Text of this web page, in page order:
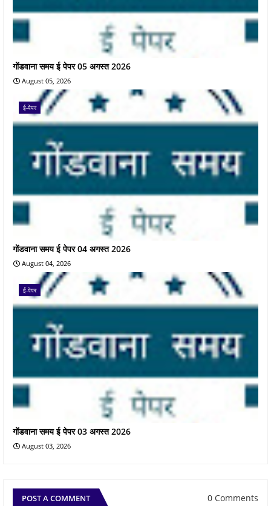
गोंडवाना समय ई पेपर 05 अगस्त 2026
August 05, 2026
ई-पेपर
गोंडवाना समय ई पेपर 04 अगस्त 2026
August 04, 2026
ई-पेपर
गोंडवाना समय ई पेपर 03 अगस्त 2026
August 03, 2026
POST A COMMENT 0 Comments